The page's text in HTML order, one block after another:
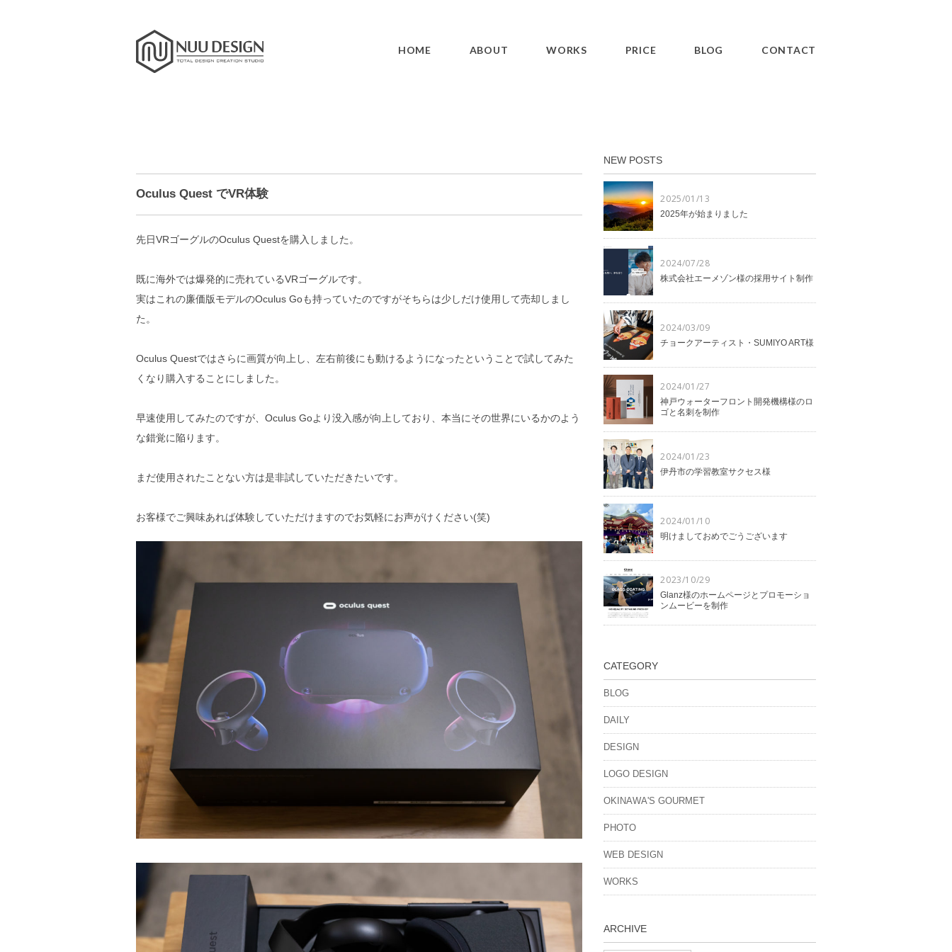
HOME ABOUT WORKS PRICE BLOG CONTACT
Oculus Quest でVR体験
先日VRゴーグルのOculus Questを購入しました。
既に海外では爆発的に売れているVRゴーグルです。
実はこれの廉価版モデルのOculus Goも持っていたのですがそちらは少しだけ使用して売却しまし
た。
Oculus Questではさらに画質が向上し、左右前後にも動けるようになったということで試してみた
くなり購入することにしました。
早速使用してみたのですが、Oculus Goより没入感が向上しており、本当にその世界にいるかのよう
な錯覚に陥ります。
まだ使用されたことない方は是非試していただきたいです。
お客様でご興味あれば体験していただけますのでお気軽にお声がけください(笑)
NEW POSTS
2025/01/13
2025年が始まりました
2024/07/28
株式会社エーメゾン様の採用サイト制作
2024/03/09
チョークアーティスト・SUMIYO ART様
2024/01/27
神戸ウォーターフロント開発機構様のロ
ゴと名刺を制作
2024/01/23
伊丹市の学習教室サクセス様
2024/01/10
明けましておめでごうございます
2023/10/29
Glanz様のホームページとプロモーショ
ンムービーを制作
CATEGORY
BLOG
DAILY
DESIGN
LOGO DESIGN
OKINAWA'S GOURMET
PHOTO
WEB DESIGN
WORKS
ARCHIVE